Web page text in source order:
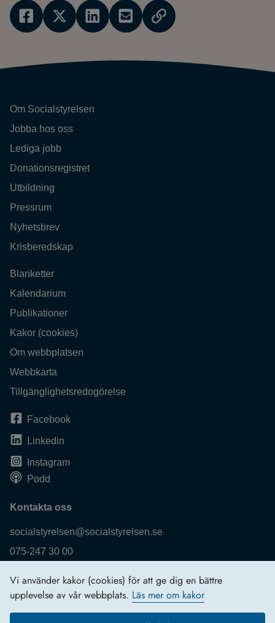
Vi använder kakor (cookies) för att ge dig en bättre
upplevelse av vår webbplats. Läs mer om kakor
Om Socialstyrelsen
Jobba hos oss
Lediga jobb
Donationsregistret
Utbildning
Pressrum
Nyhetsbrev
Krisberedskap
Blanketter
Kalendarium
Publikationer
Kakor (cookies)
Om webbplatsen
Webbkarta
Tillgänglighetsredogörelse
Facebook
Linkedin
Instagram
Podd
Kontakta oss
socialstyrelsen@socialstyrelsen.se
075-247 30 00
Logga in
Behandling av personuppgifter